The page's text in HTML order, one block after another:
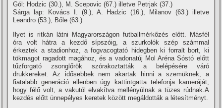
Gól: Hodzic (30.), M. Scepovic (67.) illetve Petrjak (37.)
Sárga lap: Kovács I. (9.), A. Hadzic (16.), Milanov (63.) illetve
Leandro (53.), Bőle (63.)
Ilyet is ritkán látni Magyarországon futballmérkőzés előtt. Másfél
óra volt hátra a kezdő sí­pszóig, a szurkolók szép számmal
érkeztek a stadionhoz, a fogvacogtató hidegben ki forralt bort, ki
tökmagot ragadott magához, és a vadonatúj Mol Aréna Sóstó előtt
tűzforgató zsonglőrök szórakoztatták a belépésére váró
drukkereket. Az idősebbek nem akartak hinni a szemüknek, a
fiatalabb generáció ellenben úgy kattintgatta telefonja kameráját,
hogy félő volt, a vakutól elvakí­tva mellényúlnak a tüzes rúdnak.A
kezdés előtt ünnepélyes keretek között megáldották a létesí­tményt.